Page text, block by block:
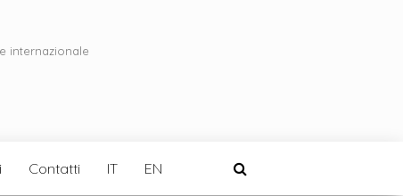
internazionale
Contatti IT EN